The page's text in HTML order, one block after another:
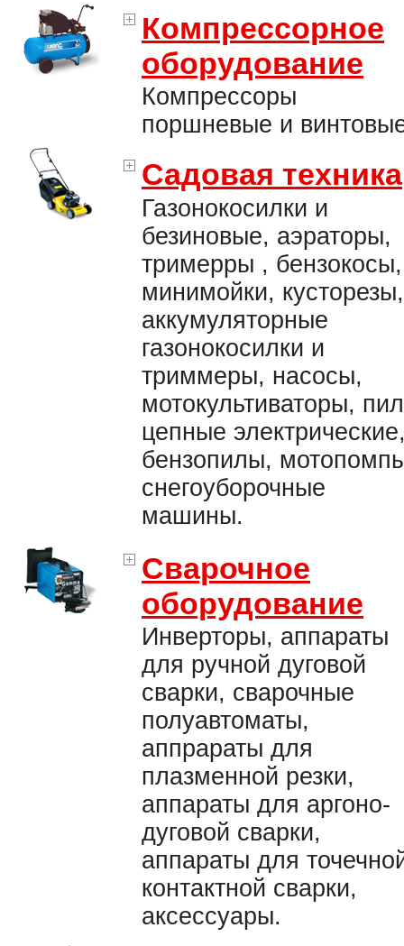
Компрессорное
оборудование
Компрессоры
поршневые и
Садовая техника
Газонокосилки и
безиновые, аэраторы,
тримерры , бензокосы,
минимойки, кусторезы,
аккумуляторные
газонокосилки и
триммеры, насосы,
мотокультиваторы,
цепные
бензопилы,
снегоуборочные
машины.
Сварочное
оборудование
Инверторы, аппараты
для ручной дуговой
сварки, сварочные
полуавтоматы,
аппрараты для
плазменной резки,
аппараты для аргоно-
дуговой сварки,
аппараты для
контактной сварки,
аксессуары.